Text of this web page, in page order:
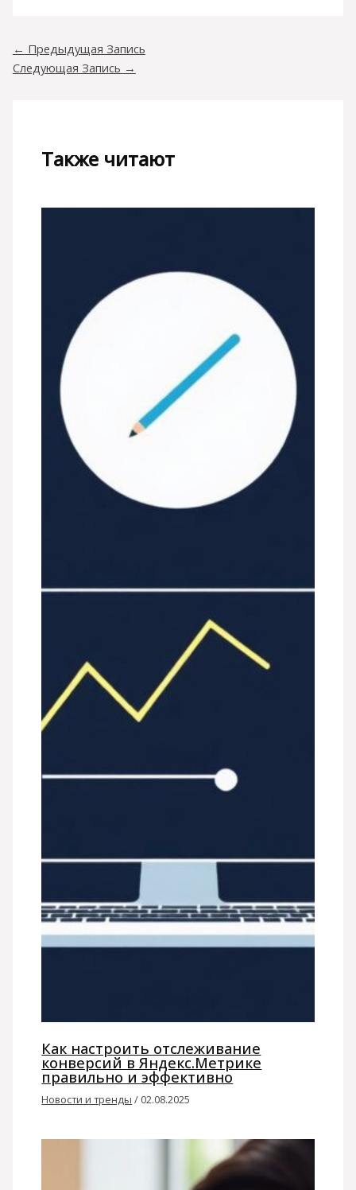
← Предыдущая Запись
Следующая Запись →
Также читают
Как настроить отслеживание
конверсий в Яндекс.Метрике
правильно и эффективно
Новости и тренды / 02.08.2025